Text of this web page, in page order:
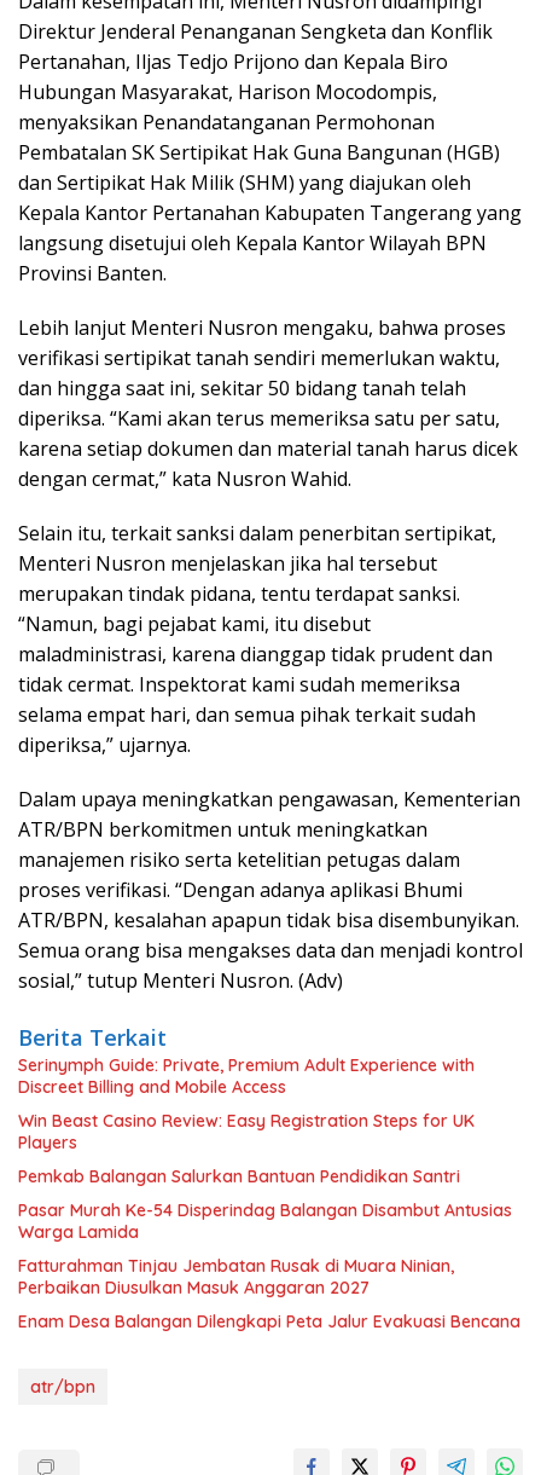
Direktur Jenderal Penanganan Sengketa dan Konflik
Pertanahan, Iljas Tedjo Prijono dan Kepala Biro
Hubungan Masyarakat, Harison Mocodompis,
menyaksikan Penandatanganan Permohonan
Pembatalan SK Sertipikat Hak Guna Bangunan (HGB)
dan Sertipikat Hak Milik (SHM) yang diajukan oleh
Kepala Kantor Pertanahan Kabupaten Tangerang yang
langsung disetujui oleh Kepala Kantor Wilayah BPN
Provinsi Banten.
Lebih lanjut Menteri Nusron mengaku, bahwa proses
verifikasi sertipikat tanah sendiri memerlukan waktu,
dan hingga saat ini, sekitar 50 bidang tanah telah
diperiksa. “Kami akan terus memeriksa satu per satu,
karena setiap dokumen dan material tanah harus dicek
dengan cermat,” kata Nusron Wahid.
Selain itu, terkait sanksi dalam penerbitan sertipikat,
Menteri Nusron menjelaskan jika hal tersebut
merupakan tindak pidana, tentu terdapat sanksi.
“Namun, bagi pejabat kami, itu disebut
maladministrasi, karena dianggap tidak prudent dan
tidak cermat. Inspektorat kami sudah memeriksa
selama empat hari, dan semua pihak terkait sudah
diperiksa,” ujarnya.
Dalam upaya meningkatkan pengawasan, Kementerian
ATR/BPN berkomitmen untuk meningkatkan
manajemen risiko serta ketelitian petugas dalam
proses verifikasi. “Dengan adanya aplikasi Bhumi
ATR/BPN, kesalahan apapun tidak bisa disembunyikan.
Semua orang bisa mengakses data dan menjadi kontrol
sosial,” tutup Menteri Nusron. (Adv)
Berita Terkait
Serinymph Guide: Private, Premium Adult Experience with
Discreet Billing and Mobile Access
Win Beast Casino Review: Easy Registration Steps for UK
Players
Pemkab Balangan Salurkan Bantuan Pendidikan Santri
Pasar Murah Ke-54 Disperindag Balangan Disambut Antusias
Warga Lamida
Fatturahman Tinjau Jembatan Rusak di Muara Ninian,
Perbaikan Diusulkan Masuk Anggaran 2027
Enam Desa Balangan Dilengkapi Peta Jalur Evakuasi Bencana
atr/bpn